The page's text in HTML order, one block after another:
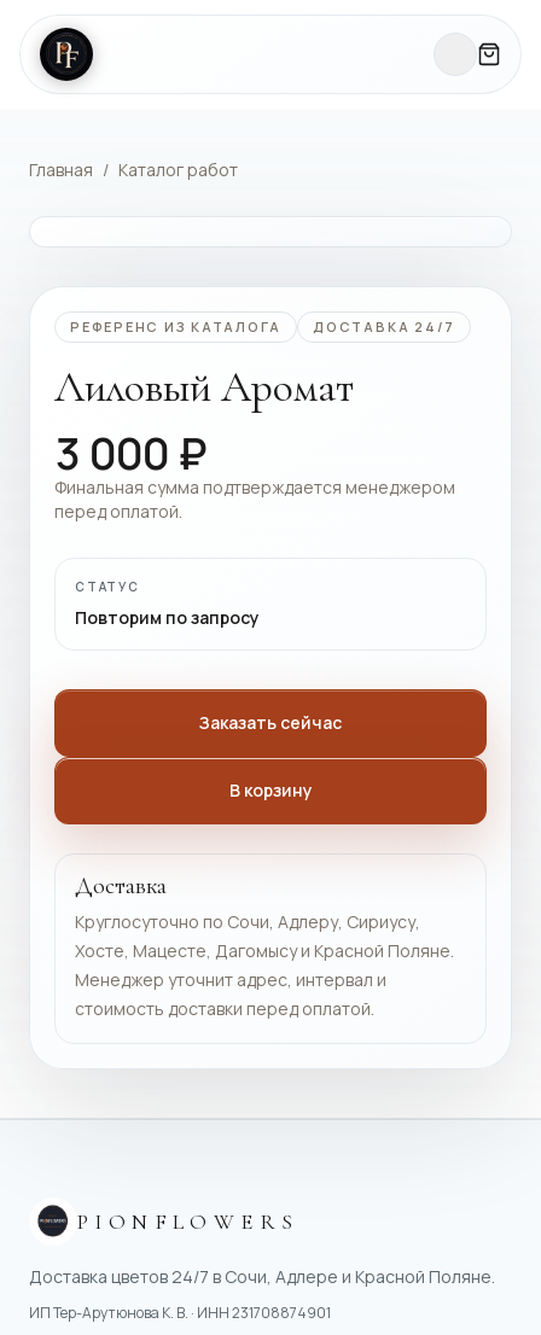
Главная / Каталог работ
РЕФЕРЕНС ИЗ КАТАЛОГА ДОСТАВКА 24/7
Лиловый Аромат
3 000 ₽
Финальная сумма подтверждается менеджером
перед оплатой.
СТАТУС
Повторим по запросу
Заказать сейчас
В корзину
Доставка
Круглосуточно по Сочи, Адлеру, Сириусу,
Хосте, Мацесте, Дагомысу и Красной Поляне.
Менеджер уточнит адрес, интервал и
стоимость доставки перед оплатой.
PIONFLOWERS
Доставка цветов 24/7 в Сочи, Адлере и Красной Поляне.
ИП Тер-Арутюнова К. В. · ИНН231708874901